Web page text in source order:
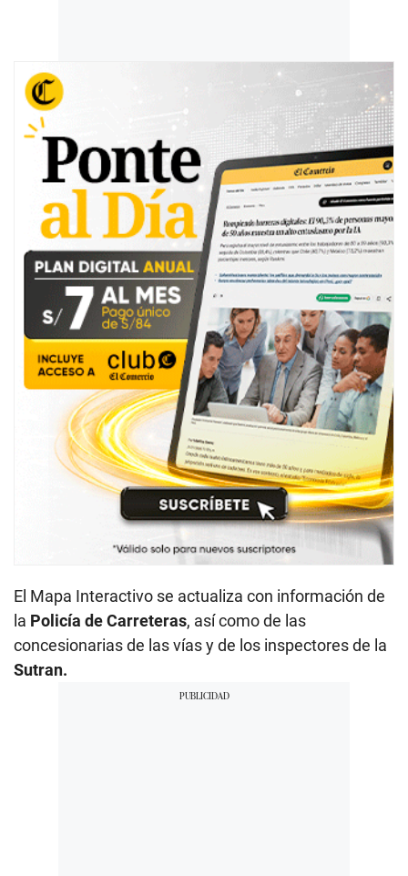
El Mapa Interactivo se actualiza con información de
la Policía de Carreteras, así como de las
concesionarias de las vías y de los inspectores de la
Sutran.